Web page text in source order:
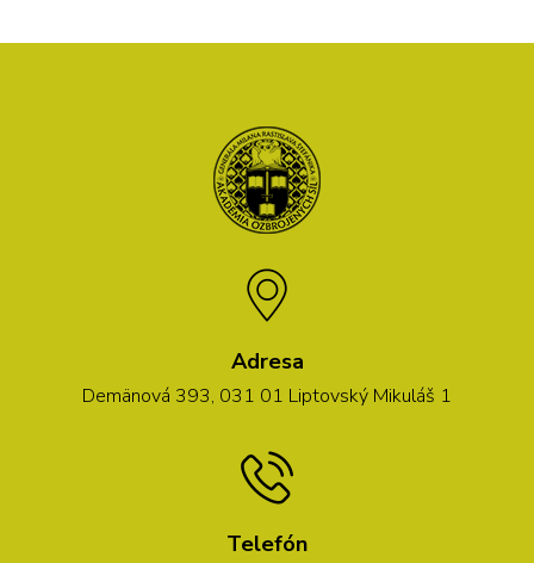
Adresa
Demänová 393, 031 01 Liptovský Mikuláš 1
Telefón